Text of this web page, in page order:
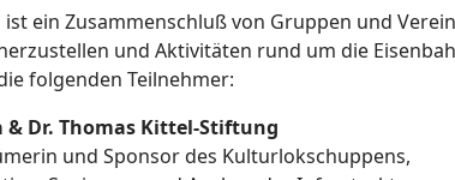
ist ein Zusammenschluß von Gruppen und
und Aktivitäten rund um die
folgenden Teilnehmer:
& Dr. Thomas Kittel-Stiftung
und Sponsor des Kulturlokschuppens,